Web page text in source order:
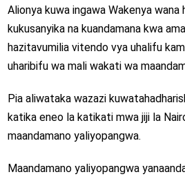
Alionya kuwa ingawa Wakenya wana
kukusanyika na kuandamana kwa
hazitavumilia vitendo vya uhalifu
uharibifu wa mali wakati wa
Pia aliwataka wazazi
katika eneo la katikati mwa jiji la
maandamano yaliyopangwa.
Maandamano yaliyopangwa